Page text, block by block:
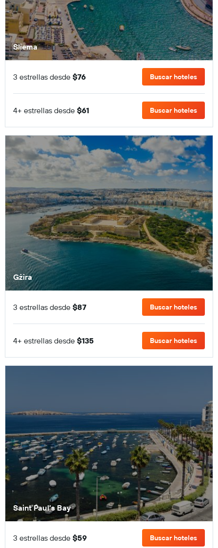
Sliema
3 estrellas desde $76 Buscar hoteles
4+ estrellas desde $61 Buscar hoteles
Gżira
3 estrellas desde $87 Buscar hoteles
4+ estrellas desde $135 Buscar hoteles
Saint Paul’s Bay
3 estrellas desde $59 Buscar hoteles